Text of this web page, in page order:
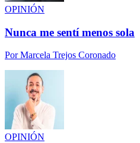
OPINIÓN
Nunca me sentí menos sola
PorMarcela Trejos Coronado
OPINIÓN